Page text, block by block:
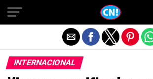
INTERNACIONAL
Salir de la versión móvil